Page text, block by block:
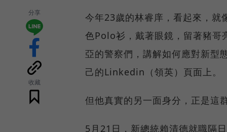
分享
收藏
今年23歲的林睿庠，看起來，就
色Polo衫，戴著眼鏡，留著豬哥
亞的警察們，講解如何應對新型
己的Linkedin（領英）頁面上。
但他真實的另一面身分，正是這
5月21日，新總統賴清德就職隔